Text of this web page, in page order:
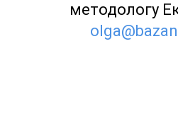
методологу